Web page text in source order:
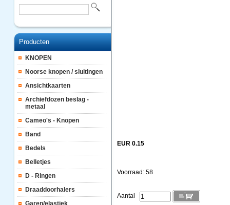
Producten
KNOPEN
Noorse knopen / sluitingen
Ansichtkaarten
Archiefdozen beslag -
metaal
Cameo's - Knopen
Band
Bedels
Belletjes
D - Ringen
Draaddoorhalers
Garen/elastiek
EUR 0.15
Voorraad: 58
Aantal